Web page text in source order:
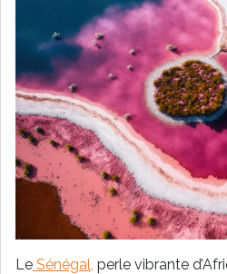
Le Sénégal, perle vibrante